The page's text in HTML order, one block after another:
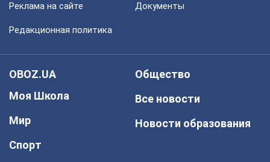
Реклама на сайте Документы
Редакционная политика
OBOZ.UA
Моя Школа
Мир
Спорт
Общество
Все новости
Новости образования